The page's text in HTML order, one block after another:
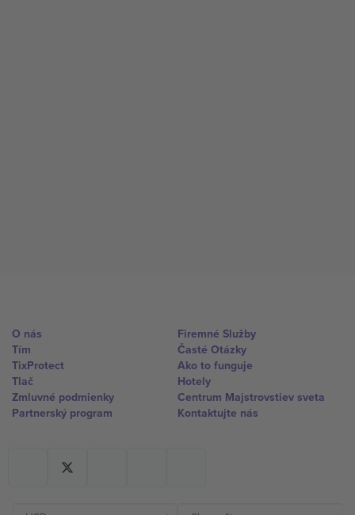
O nás
Tím
TixProtect
Tlač
Zmluvné podmienky
Partnerský program
Firemné Služby
Časté Otázky
Ako to funguje
Hotely
Centrum Majstrovstiev sveta
Kontaktujte nás